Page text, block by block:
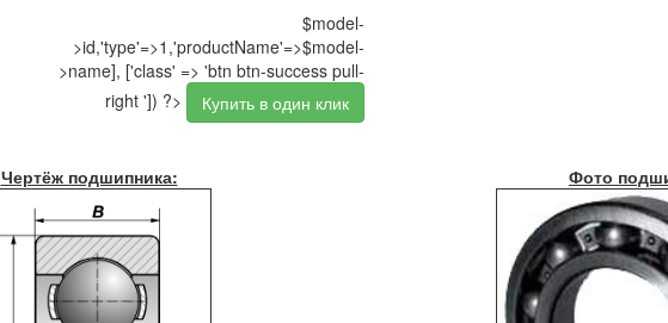
$model-
>id,'type'=>1,'productName'=>$model-
>name], ['class' => 'btn btn-success pull-
right ']) ?>
Купить в один клик
Чертёж подшипника: Фото